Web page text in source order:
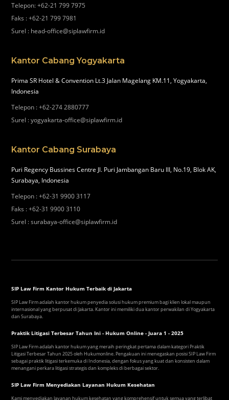
Telepon:+62-21 799 7975
Faks :+62-21 799 7981
Surel : head-office@siplawfirm.id
Kantor Cabang Yogyakarta
Prima SR Hotel & Convention Lt.3 Jalan Magelang KM.11, Yogyakarta,
Indonesia
Telepon :+62-274 2880777
Surel :yogyakarta-office@siplawfirm.id
Kantor Cabang Surabaya
Puri Regency Bussines Centre Jl. Puri Jambangan Baru III, No.19, Blok AK,
Surabaya, Indonesia
Telepon :+62-31 9900 3117
Faks :+62-31 9900 3110
Surel :surabaya-office@siplawfirm.id
SIP Law Firm Kantor Hukum Terbaik di Jakarta
SIP Law Firm adalah kantor hukum penyedia solusi hukum premium bagi klien lokal maupun
internasional yang berpusat di Jakarta. Kantor ini memiliki dua kantor perwakilan di Yogyakarta
dan Surabaya.
Praktik Litigasi Terbesar Tahun Ini - Hukum Online - Juara 1 - 2025
SIP Law Firm adalah kantor hukum yang meraih peringkat pertama dalam kategori Praktik
Litigasi Terbesar Tahun 2025 oleh Hukumonline. Pengakuan ini menegaskan posisi SIP Law Firm
sebagai praktik litigasi terkemuka di Indonesia, dengan fokus yang kuat dan konsisten dalam
menangani perkara litigasi strategis dan kompleks di berbagai sektor.
SIP Law Firm Menyediakan Layanan Hukum Kesehatan
Kami menyediakan layanan hukum kesehatan yang komprehensif untuk semua yang terlibat